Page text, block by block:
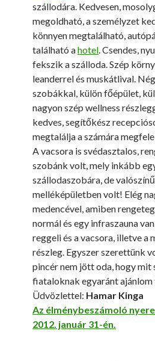
szállodára. Kedvesen,
megoldható, a személyzet
könnyen megtalálható,
található ahotel. Csendes,
fekszik a szálloda. Szép
leanderrel és muskátlival.
szobákkal, külön főépület,
nagyon szép wellness
kedves, segítőkész
megtalálja a számára
A vacsora is svédasztalos,
szobánk volt, mely inkább
szállodaszobára, de
melléképületben volt! Elég
medencével, amiben
normál és egy infraszauna
reggeli és a vacsora, illetve a
részleg. Egyszer szerettünk
pincér nem jött oda, hogy mit
fiataloknak egyaránt
Üdvözlettel: Hamar Kinga
Az élménybeszámoló
2012. január 31-én.